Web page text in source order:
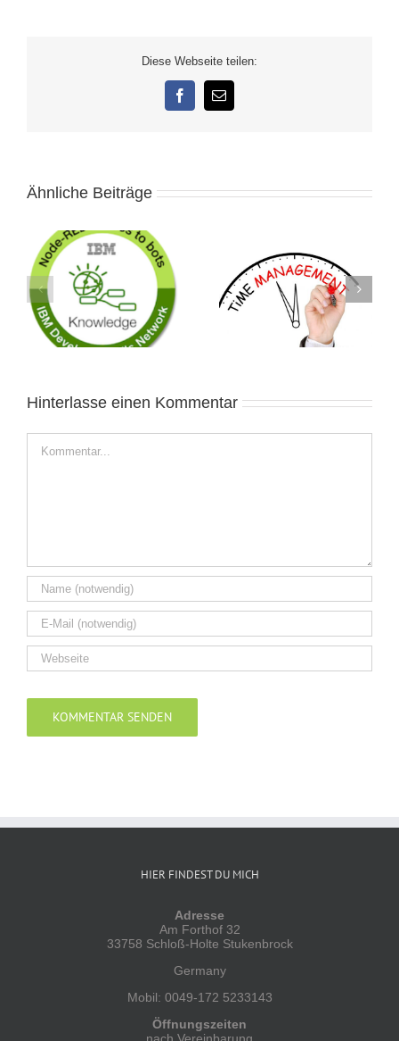
Diese Webseite teilen:
Facebook
E-
Mail
Ähnliche Beiträge
Zeitmanagement nicht
nur im Projekt
EXCEL Export aus
Trello
Hinterlasse einen Kommentar
Kommentar
HIER FINDEST DU MICH
Adresse
Am Forthof 32
33758 Schloß-Holte Stukenbrock
Germany
Mobil: 0049-172 5233143
Öffnungszeiten
nach Vereinbarung